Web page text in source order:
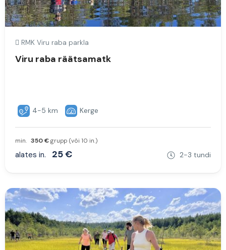
RMK Viru raba parkla
Viru raba räätsamatk
4-5 km Kerge
min. 350 €grupp (või 10 in.)
alates in. 25 € 2-3 tundi